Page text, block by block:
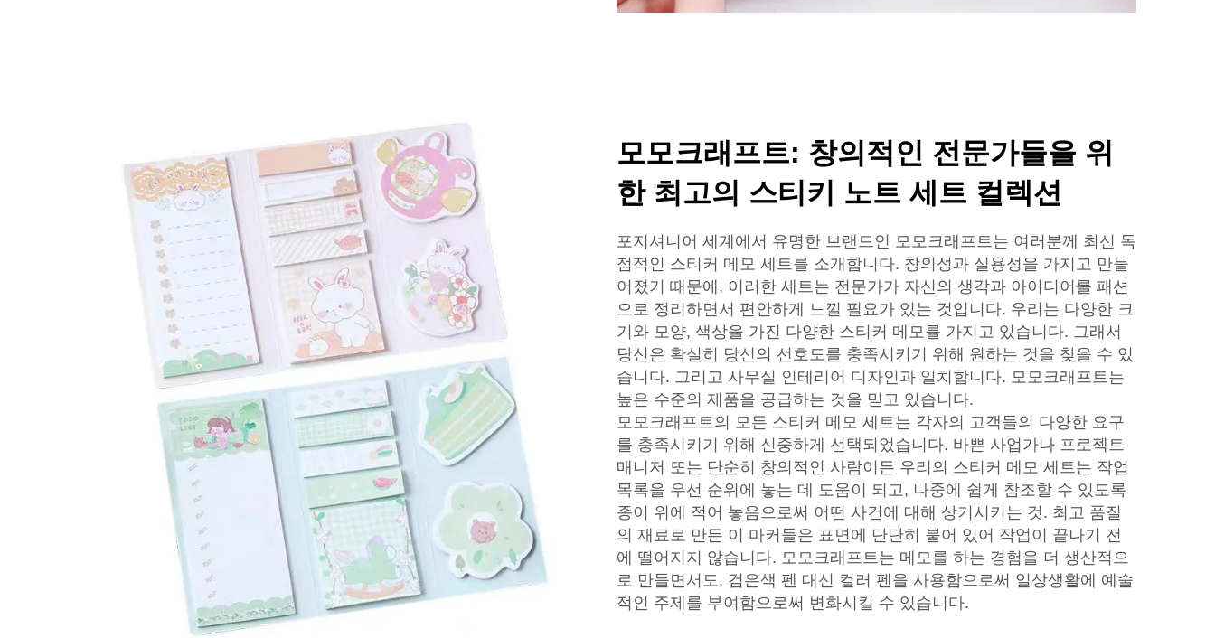
모모크래프트: 창의적인 전문가들을 위
한 최고의 스티키 노트 세트 컬렉션
포지셔니어 세계에서 유명한 브랜드인 모모크래프트는 여러분께 최신 독
점적인 스티커 메모 세트를 소개합니다. 창의성과 실용성을 가지고 만들
어졌기 때문에, 이러한 세트는 전문가가 자신의 생각과 아이디어를 패션
으로 정리하면서 편안하게 느낄 필요가 있는 것입니다. 우리는 다양한 크
기와 모양, 색상을 가진 다양한 스티커 메모를 가지고 있습니다. 그래서
당신은 확실히 당신의 선호도를 충족시키기 위해 원하는 것을 찾을 수 있
습니다. 그리고 사무실 인테리어 디자인과 일치합니다. 모모크래프트는
높은 수준의 제품을 공급하는 것을 믿고 있습니다.
모모크래프트의 모든 스티커 메모 세트는 각자의 고객들의 다양한 요구
를 충족시키기 위해 신중하게 선택되었습니다. 바쁜 사업가나 프로젝트
매니저 또는 단순히 창의적인 사람이든 우리의 스티커 메모 세트는 작업
목록을 우선 순위에 놓는 데 도움이 되고, 나중에 쉽게 참조할 수 있도록
종이 위에 적어 놓음으로써 어떤 사건에 대해 상기시키는 것. 최고 품질
의 재료로 만든 이 마커들은 표면에 단단히 붙어 있어 작업이 끝나기 전
에 떨어지지 않습니다. 모모크래프트는 메모를 하는 경험을 더 생산적으
로 만들면서도, 검은색 펜 대신 컬러 펜을 사용함으로써 일상생활에 예술
적인 주제를 부여함으로써 변화시킬 수 있습니다.